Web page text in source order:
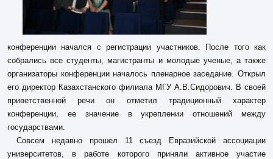
конференции начался с регистрации участников. После того как
собрались все студенты, магистранты и молодые ученые, а также
организаторы конференции началось пленарное заседание. Открыл
его директор Казахстанского филиала МГУ А.В.Сидорович. В своей
приветственной речи он отметил традиционный характер
конференции, ее значение в укреплении отношений между
государствами.
Совсем недавно прошел 11 съезд Евразийской ассоциации
университетов, в работе которого приняли активное участие